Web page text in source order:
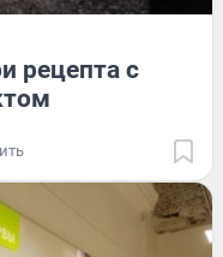
рецепта с